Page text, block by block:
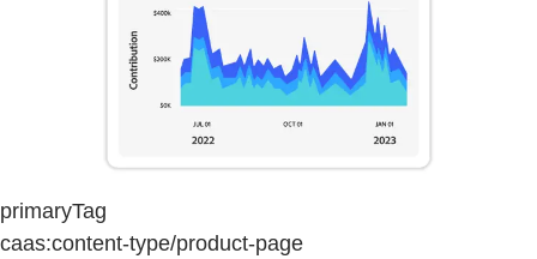
primaryTag
caas:content-type/product-page